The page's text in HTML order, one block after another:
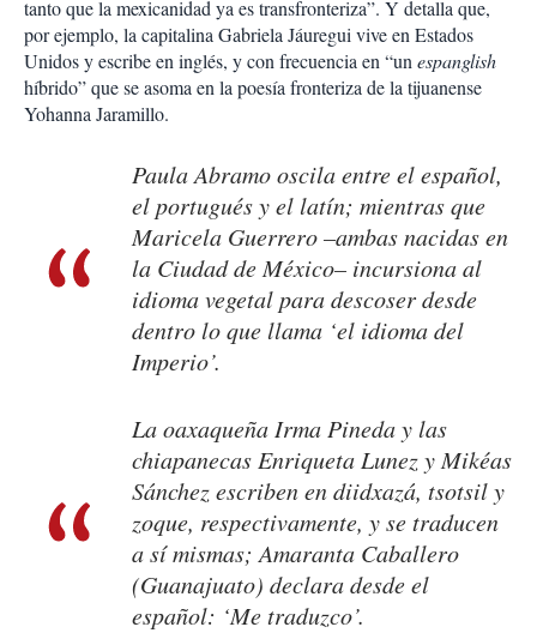
tanto que la mexicanidad ya es transfronteriza”. Y detalla que,
por ejemplo, la capitalina Gabriela Jáuregui vive en Estados
Unidos y escribe en inglés, y con frecuencia en “unespanglish
híbrido” que se asoma en la poesía fronteriza de la tijuanense
Yohanna Jaramillo.
Paula Abramo oscila entre el español,
el portugués y el latín; mientras que
Maricela Guerrero –ambas nacidas en
la Ciudad de México– incursiona al
idioma vegetal para descoser desde
dentro lo que llama ‘el idioma del
Imperio’.
La oaxaqueña Irma Pineda y las
chiapanecas Enriqueta Lunez y Mikéas
Sánchez escriben en diidxazá, tsotsil y
zoque, respectivamente, y se traducen
a sí mismas; Amaranta Caballero
(Guanajuato) declara desde el
español: ‘Me traduzco’.